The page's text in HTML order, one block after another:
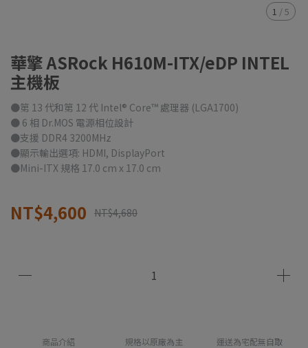
1 /5
華擎 ASRock H610M-ITX/eDP INTEL
主機板
●第 13 代和第 12 代 Intel® Core™ 處理器 (LGA1700)
● 6 相 Dr.MOS 電源相位設計
●支援 DDR4 3200MHz
●顯示輸出選項: HDMI, DisplayPort
●Mini-ITX 規格 17.0 cm x 17.0 cm
NT$4,600 NT$4,680
商品介紹 規格以原廠為主 運送為宅配無自取